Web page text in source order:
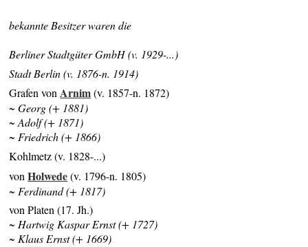
bekannte Besitzer waren die
Berliner Stadtgüter GmbH (v. 1929-...)
Stadt Berlin (v. 1876-n. 1914)
Grafen vonArnim(v. 1857-n. 1872)
~ Georg (+ 1881)
~ Adolf (+ 1871)
~ Friedrich (+ 1866)
Kohlmetz (v. 1828-...)
vonHolwede(v. 1796-n. 1805)
~ Ferdinand (+ 1817)
von Platen (17. Jh.)
~ Hartwig Kaspar Ernst (+ 1727)
~ Klaus Ernst (+ 1669)